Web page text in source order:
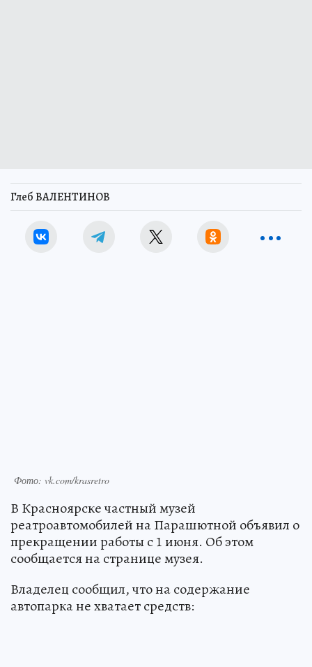
Глеб ВАЛЕНТИНОВ
Фото: vk.com/krasretro
В Красноярске частный музей
реатроавтомобилей на Парашютной объявил о
прекращении работы с 1 июня. Об этом
сообщается на странице музея.
Владелец сообщил, что на содержание
автопарка не хватает средств: